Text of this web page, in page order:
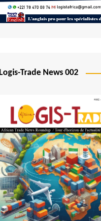
Trade News 002